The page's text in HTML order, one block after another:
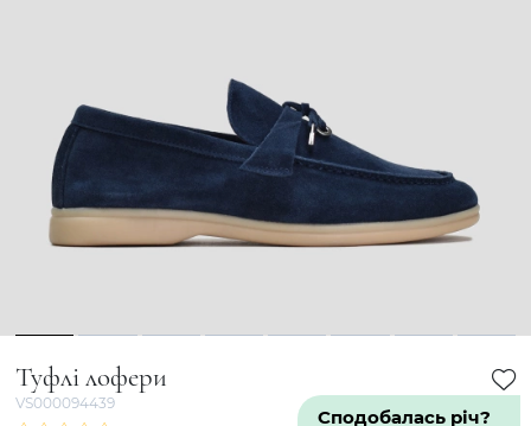
1 2 3 4 5 6 7 8
Туфлі лофери
VS000094439
Сподобалась річ?